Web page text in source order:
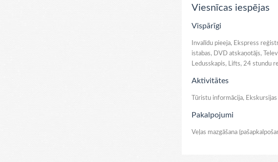
Viesnīcas iespējas
Vispārīgi
Invalīdu pieeja, Ekspress
istabas, DVD atskaņotājs,
Ledusskapis, Lifts, 24 stundu
Aktivitātes
Tūristu informācija, Ekskursijas
Pakalpojumi
Veļas mazgāšana